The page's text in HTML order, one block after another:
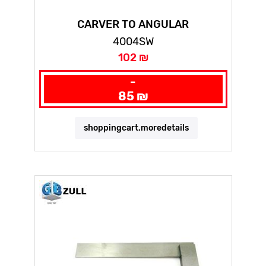
CARVER TO ANGULAR
4004SW
102 ₪
-
85 ₪
shoppingcart.moredetails